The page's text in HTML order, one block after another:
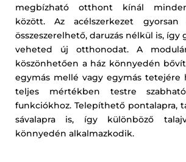
megbízható otthont kínál
között. Az acélszerkezet gyorsan
összeszerelhető, daruzás nélkül is,
veheted új otthonodat. A
köszönhetően a ház könnyedén
egymás mellé vagy egymás tetejére
teljes mértékben testre
funkciókhoz. Telepíthető pontalapra,
sávalapra is, így különböző
könnyedén alkalmazkodik.